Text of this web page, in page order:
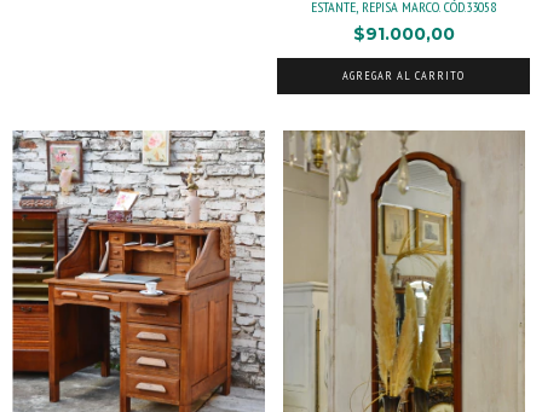
ESTANTE, REPISA MARCO. CÓD.33058
$91.000,00
AGREGAR AL CARRITO